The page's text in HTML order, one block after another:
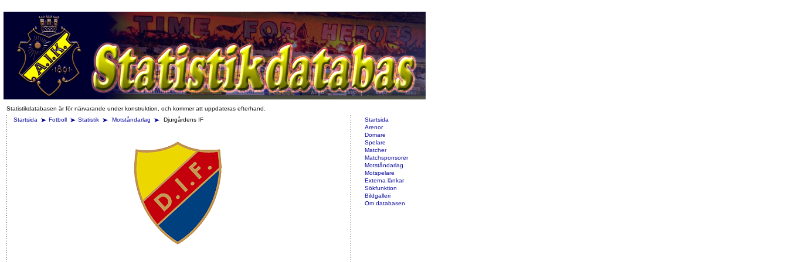
Statistikdatabasen är för närvarande under konstruktion, och kommer att uppdateras efterhand.
Startsida
Fotboll Statistik Motståndarlag Djurgårdens IF
Startsida
Arenor
Domare
Spelare
Matcher
Matchsponsorer
Motståndarlag
Motspelare
Externa länkar
Sökfunktion
Bildgalleri
Om databasen